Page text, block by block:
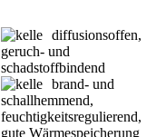
diffusionsoffen,
geruch- und
schadstoffbindend
brand- und
schallhemmend,
feuchtigkeitsregulierend,
gute Wärmespeicherung